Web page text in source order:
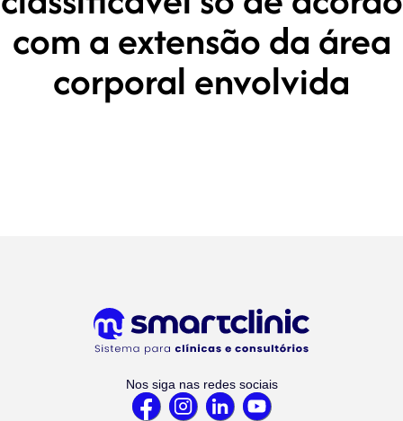
com a extensão da área
corporal envolvida
Nos siga nas redes sociais